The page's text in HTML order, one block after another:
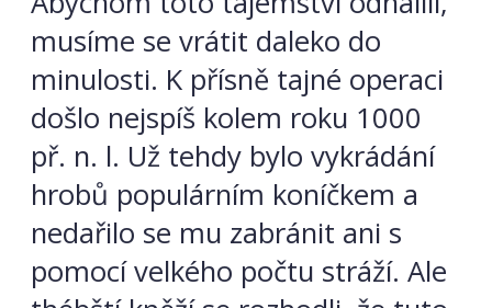
musíme se vrátit daleko do
minulosti. K přísně tajné operaci
došlo nejspíš kolem roku 1000
př. n. l. Už tehdy bylo vykrádání
hrobů populárním koníčkem a
nedařilo se mu zabránit ani s
pomocí velkého počtu stráží. Ale